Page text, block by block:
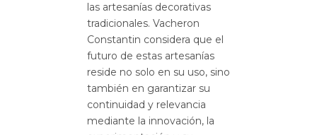
las artesanías decorativas
tradicionales. Vacheron
Constantin considera que el
futuro de estas artesanías
reside no solo en su uso, sino
también en garantizar su
continuidad y relevancia
mediante la innovación, la